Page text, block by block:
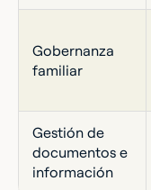
Gobernanza
familiar
Gestión de
documentos e
información